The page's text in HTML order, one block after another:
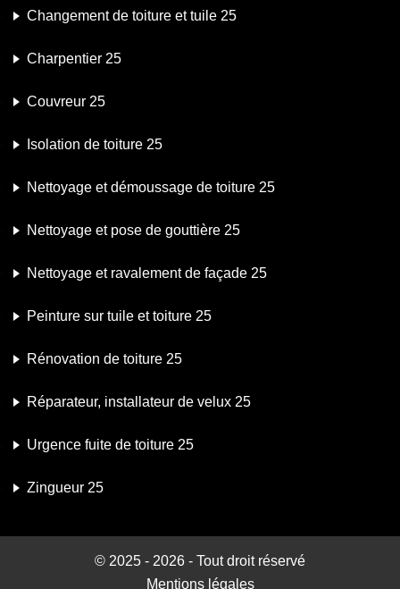
Changement de toiture et tuile 25
Charpentier 25
Couvreur 25
Isolation de toiture 25
Nettoyage et démoussage de toiture 25
Nettoyage et pose de gouttière 25
Nettoyage et ravalement de façade 25
Peinture sur tuile et toiture 25
Rénovation de toiture 25
Réparateur, installateur de velux 25
Urgence fuite de toiture 25
Zingueur 25
© 2025 - 2026 - Tout droit réservé
Mentions légales